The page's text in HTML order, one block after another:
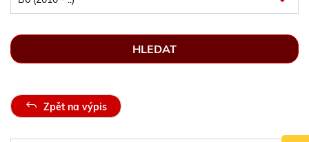
Zpět na výpis